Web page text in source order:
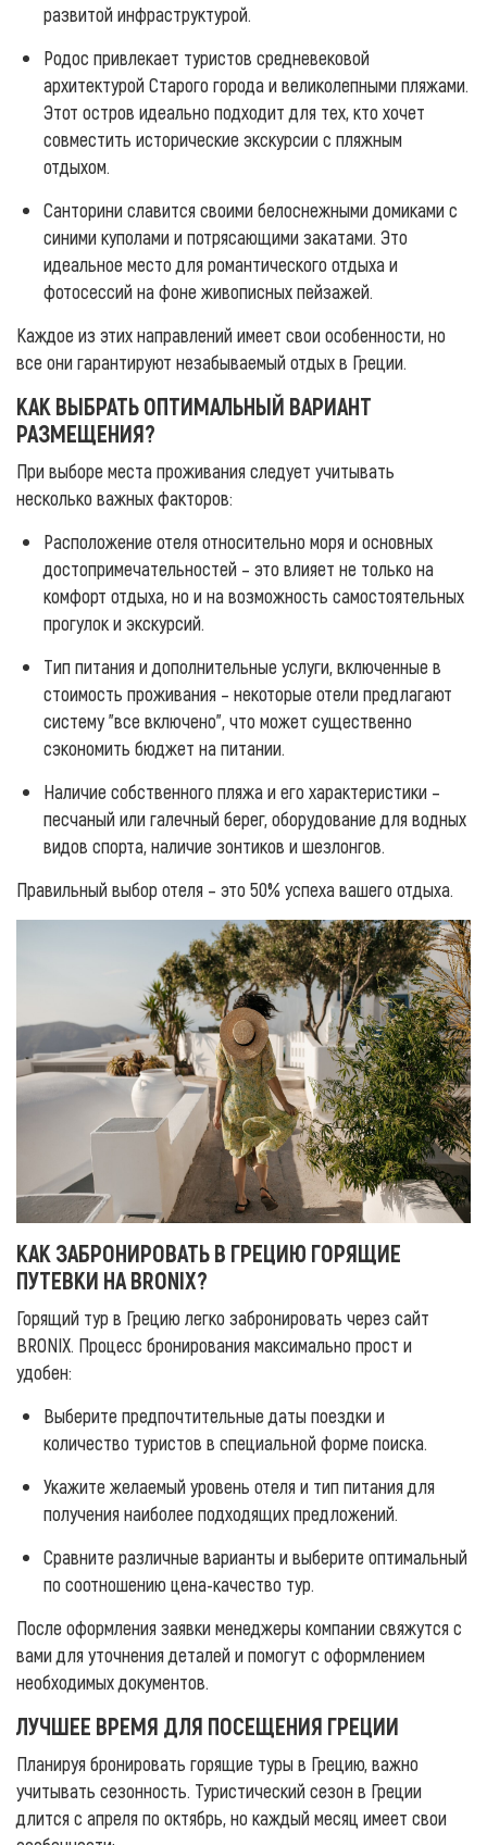
развитой инфраструктурой.
Родос привлекает туристов средневековой
архитектурой Старого города и великолепными пляжами.
Этот остров идеально подходит для тех, кто хочет
совместить исторические экскурсии с пляжным
отдыхом.
Санторини славится своими белоснежными домиками с
синими куполами и потрясающими закатами. Это
идеальное место для романтического отдыха и
фотосессий на фоне живописных пейзажей.
Каждое из этих направлений имеет свои особенности, но
все они гарантируют незабываемый отдых в Греции.
КАК ВЫБРАТЬ ОПТИМАЛЬНЫЙ ВАРИАНТ
РАЗМЕЩЕНИЯ?
При выборе места проживания следует учитывать
несколько важных факторов:
Расположение отеля относительно моря и основных
достопримечательностей – это влияет не только на
комфорт отдыха, но и на возможность самостоятельных
прогулок и экскурсий.
Тип питания и дополнительные услуги, включенные в
стоимость проживания – некоторые отели предлагают
систему "все включено", что может существенно
сэкономить бюджет на питании.
Наличие собственного пляжа и его характеристики –
песчаный или галечный берег, оборудование для водных
видов спорта, наличие зонтиков и шезлонгов.
Правильный выбор отеля – это 50% успеха вашего отдыха.
КАК ЗАБРОНИРОВАТЬ В ГРЕЦИЮ ГОРЯЩИЕ
ПУТЕВКИ НА BRONIX?
Горящий тур в Грецию легко забронировать через сайт
BRONIX. Процесс бронирования максимально прост и
удобен:
Выберите предпочтительные даты поездки и
количество туристов в специальной форме поиска.
Укажите желаемый уровень отеля и тип питания для
получения наиболее подходящих предложений.
Сравните различные варианты и выберите оптимальный
по соотношению цена-качество тур.
После оформления заявки менеджеры компании свяжутся с
вами для уточнения деталей и помогут с оформлением
необходимых документов.
ЛУЧШЕЕ ВРЕМЯ ДЛЯ ПОСЕЩЕНИЯ ГРЕЦИИ
Планируя бронировать горящие туры в Грецию, важно
учитывать сезонность. Туристический сезон в Греции
длится с апреля по октябрь, но каждый месяц имеет свои